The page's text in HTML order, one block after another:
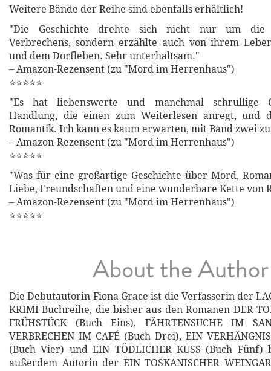
Weitere Bände der Reihe sind ebenfalls erhältlich!
"Die Geschichte drehte sich nicht nur um die
Verbrechens, sondern erzählte auch von ihrem
und dem Dorfleben. Sehr unterhaltsam."
– Amazon-Rezensent (zu "Mord im Herrenhaus")
⭐⭐⭐⭐⭐
"Es hat liebenswerte und manchmal schrullige
Handlung, die einen zum Weiterlesen anregt, und
Romantik. Ich kann es kaum erwarten, mit Band zwei
– Amazon-Rezensent (zu "Mord im Herrenhaus")
⭐⭐⭐⭐⭐
"Was für eine großartige Geschichte über Mord,
Liebe, Freundschaften und eine wunderbare Kette von
– Amazon-Rezensent (zu "Mord im Herrenhaus")
⭐⭐⭐⭐⭐
About the Author
Die Debutautorin Fiona Grace ist die Verfasserin der
KRIMI Buchreihe, die bisher aus den Romanen DER
FRÜHSTÜCK (Buch Eins), FÄHRTENSUCHE IM
VERBRECHEN IM CAFÉ (Buch Drei), EIN
(Buch Vier) und EIN TÖDLICHER KUSS (Buch Fünf)
außerdem Autorin der EIN TOSKANISCHER